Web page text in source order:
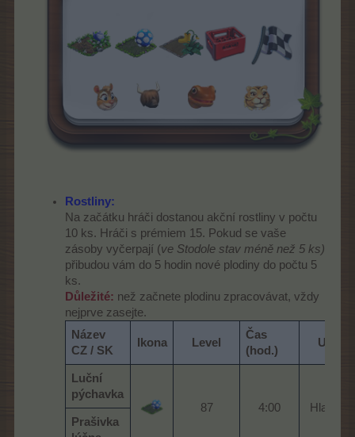
Rostliny:
Na začátku hráči dostanou akční rostliny v počtu
10 ks. Hráči s prémiem 15. Pokud se vaše
zásoby vyčerpají (ve Stodole stav méně než 5 ks)
přibudou vám do 5 hodin nové plodiny do počtu 5
ks.
Důležité: než začnete plodinu zpracovávat, vždy
nejprve zasejte.
Název
CZ / SK
Ikona Level
Čas
(hod.)
Luční
pýchavka
87​
4:00​
Hlavní
Prašivka